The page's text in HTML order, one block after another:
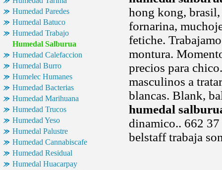
Humedad Paredes
Humedal Batuco
Humedad Trabajo
Humedal Salburua
Humedad Calefaccion
Humedal Burro
Humelec Humanes
Humedad Bacterias
Humedad Marihuana
Humedad Trucos
Humedad Yeso
Humedal Palustre
Humedad Cannabiscafe
Humedad Residual
Humedal Huacarpay
hong kong,
fornarina,
fetiche.
montura.
precios para
masculinos a
blancas. Blank,
humedal
dinamico.. 662
belstaff trabaja